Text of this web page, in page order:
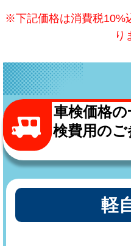
※下記価格は消費税10%
り
車検価格
検費用の
軽